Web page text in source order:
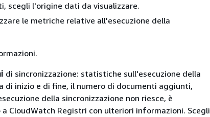
scegli l'origine dati da visualizzare.
le metriche relative all'esecuzione della
di sincronizzazione: statistiche sull'esecuzione della
di inizio e di fine, il numero di documenti aggiunti,
della sincronizzazione non riesce, è
CloudWatch Registri con ulteriori informazioni. Scegli